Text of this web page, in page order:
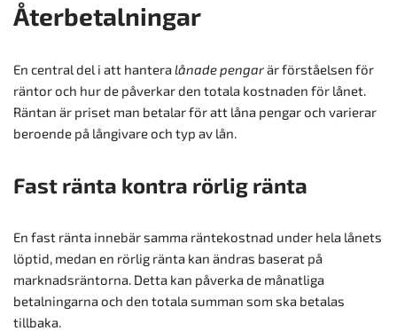
Återbetalningar
En central del i att hanteralånade pengarär förståelsen för
räntor och hur de påverkar den totala kostnaden för lånet.
Räntan är priset man betalar för att låna pengar och varierar
beroende på långivare och typ av lån.
Fast ränta kontra rörlig ränta
En fast ränta innebär samma räntekostnad under hela lånets
löptid, medan en rörlig ränta kan ändras baserat på
marknadsräntorna. Detta kan påverka de månatliga
betalningarna och den totala summan som ska betalas
tillbaka.